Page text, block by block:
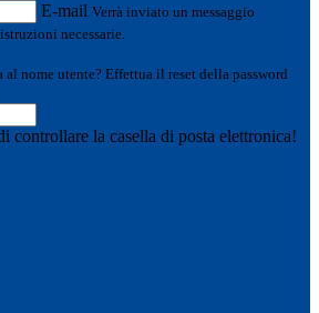
E-mail Verrà inviato un messaggio
necessarie.
al nome utente? Effettua il reset della password
controllare la casella di posta elettronica!